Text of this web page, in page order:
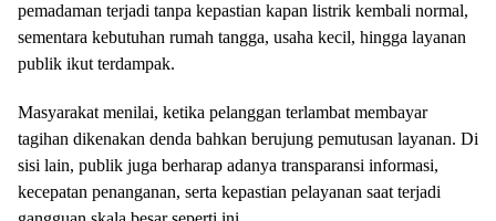
pemadaman terjadi tanpa kepastian kapan listrik kembali normal,
sementara kebutuhan rumah tangga, usaha kecil, hingga layanan
publik ikut terdampak.
Masyarakat menilai, ketika pelanggan terlambat membayar
tagihan dikenakan denda bahkan berujung pemutusan layanan. Di
sisi lain, publik juga berharap adanya transparansi informasi,
kecepatan penanganan, serta kepastian pelayanan saat terjadi